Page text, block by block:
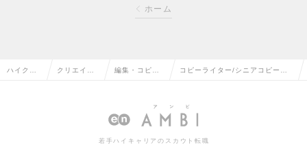
ホーム
ハイクラ クリエイテ 編集・コピー
職
コピーライター/シニアコピーラ
若手ハイキャリアのスカウト転職